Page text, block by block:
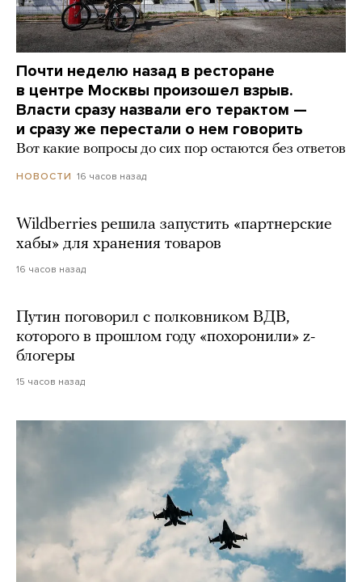
Почти неделю назад в ресторане
в центре Москвы произошел взрыв.
Власти сразу назвали его терактом —
и сразу же перестали о нем говорить
Вот какие вопросы до сих пор остаются без ответов
НОВОСТИ 16 часов назад
Wildberries решила запустить «партнерские
хабы» для хранения товаров
16 часов назад
Путин поговорил с полковником ВДВ,
которого в прошлом году «похоронили» z-
блогеры
15 часов назад